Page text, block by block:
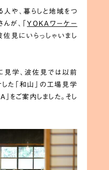
や、暮らしと地域をつ
さんが、「YOKAワーケー
佐見にいらっしゃいまし
見学、波佐見では以前
した「和山」の工場見学
をご案内しました。そし